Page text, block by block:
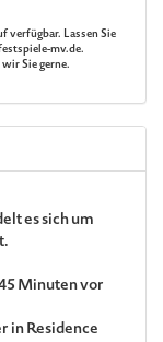
verfügbar. Lassen Sie
mv.de.
Sie gerne.
es sich um
Minuten vor
in Residence